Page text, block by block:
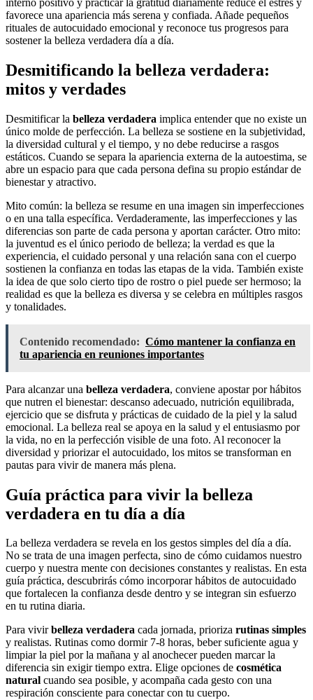
favorece una apariencia más serena y confiada. Añade pequeños
rituales de autocuidado emocional y reconoce tus progresos para
sostener la belleza verdadera día a día.
Desmitificando la belleza verdadera:
mitos y verdades
Desmitificar la belleza verdadera implica entender que no existe un
único molde de perfección. La belleza se sostiene en la subjetividad,
la diversidad cultural y el tiempo, y no debe reducirse a rasgos
estáticos. Cuando se separa la apariencia externa de la autoestima, se
abre un espacio para que cada persona defina su propio estándar de
bienestar y atractivo.
Mito común: la belleza se resume en una imagen sin imperfecciones
o en una talla específica. Verdaderamente, las imperfecciones y las
diferencias son parte de cada persona y aportan carácter. Otro mito:
la juventud es el único periodo de belleza; la verdad es que la
experiencia, el cuidado personal y una relación sana con el cuerpo
sostienen la confianza en todas las etapas de la vida. También existe
la idea de que solo cierto tipo de rostro o piel puede ser hermoso; la
realidad es que la belleza es diversa y se celebra en múltiples rasgos
y tonalidades.
Contenido recomendado: Cómo mantener la confianza en
tu apariencia en reuniones importantes
Para alcanzar una belleza verdadera, conviene apostar por hábitos
que nutren el bienestar: descanso adecuado, nutrición equilibrada,
ejercicio que se disfruta y prácticas de cuidado de la piel y la salud
emocional. La belleza real se apoya en la salud y el entusiasmo por
la vida, no en la perfección visible de una foto. Al reconocer la
diversidad y priorizar el autocuidado, los mitos se transforman en
pautas para vivir de manera más plena.
Guía práctica para vivir la belleza
verdadera en tu día a día
La belleza verdadera se revela en los gestos simples del día a día.
No se trata de una imagen perfecta, sino de cómo cuidamos nuestro
cuerpo y nuestra mente con decisiones constantes y realistas. En esta
guía práctica, descubrirás cómo incorporar hábitos de autocuidado
que fortalecen la confianza desde dentro y se integran sin esfuerzo
en tu rutina diaria.
Para vivirbelleza verdadera cada jornada, prioriza rutinas simples
y realistas. Rutinas como dormir 7-8 horas, beber suficiente agua y
limpiar la piel por la mañana y al anochecer pueden marcar la
diferencia sin exigir tiempo extra. Elige opciones de cosmética
natural cuando sea posible, y acompaña cada gesto con una
respiración consciente para conectar con tu cuerpo.